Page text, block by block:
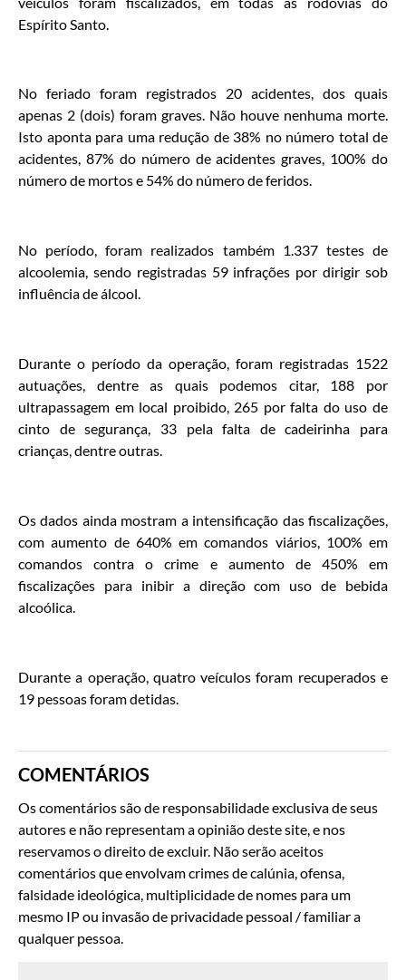
Espírito Santo.
No feriado foram registrados 20 acidentes, dos quais
apenas 2 (dois) foram graves. Não houve nenhuma morte.
Isto aponta para uma redução de 38% no número total de
acidentes, 87% do número de acidentes graves, 100% do
número de mortos e 54% do número de feridos.
No período, foram realizados também 1.337 testes de
alcoolemia, sendo registradas 59 infrações por dirigir sob
influência de álcool.
Durante o período da operação, foram registradas 1522
autuações, dentre as quais podemos citar, 188 por
ultrapassagem em local proibido, 265 por falta do uso de
cinto de segurança, 33 pela falta de cadeirinha para
crianças, dentre outras.
Os dados ainda mostram a intensificação das fiscalizações,
com aumento de 640% em comandos viários, 100% em
comandos contra o crime e aumento de 450% em
fiscalizações para inibir a direção com uso de bebida
alcoólica.
Durante a operação, quatro veículos foram recuperados e
19 pessoas foram detidas.
COMENTÁRIOS
Os comentários são de responsabilidade exclusiva de seus
autores e não representam a opinião deste site, e nos
reservamos o direito de excluir. Não serão aceitos
comentários que envolvam crimes de calúnia, ofensa,
falsidade ideológica, multiplicidade de nomes para um
mesmo IP ou invasão de privacidade pessoal / familiar a
qualquer pessoa.